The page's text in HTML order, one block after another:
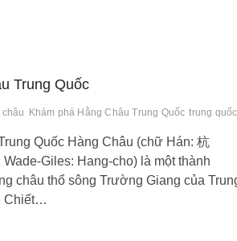
Trung Quốc
châu Khám phá Hằng Châu Trung Quốc trung quốc
Quốc Hàng Châu (chữ Hán: 杭
Giles: Hang-cho) là một thành
châu thổ sông Trường Giang của
Chiết…